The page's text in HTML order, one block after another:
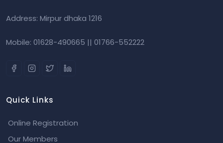
Address: Mirpur dhaka 1216
Mobile: 01628-490665 || 01766-552222
Quick Links
Online Registration
Our Members